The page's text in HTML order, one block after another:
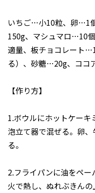
いちご…小10粒、卵…1
150g、マシュマロ…10
適量、板チョコレート
る）、砂糖…20g、ココ
【作り方】
1.ボウルにホットケーキ
泡立て器で混ぜる。卵
る。
2.フライパンに油をペ
火で熱し、ぬれぶきん